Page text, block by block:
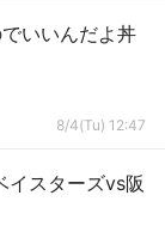
いいんだよ丼
8/4(Tu) 12:47
スターズvs阪